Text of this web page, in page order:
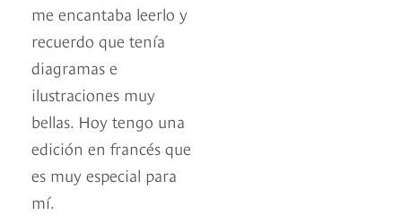
me encantaba leerlo y
recuerdo que tenía
diagramas e
ilustraciones muy
bellas. Hoy tengo una
edición en francés que
es muy especial para
mí.